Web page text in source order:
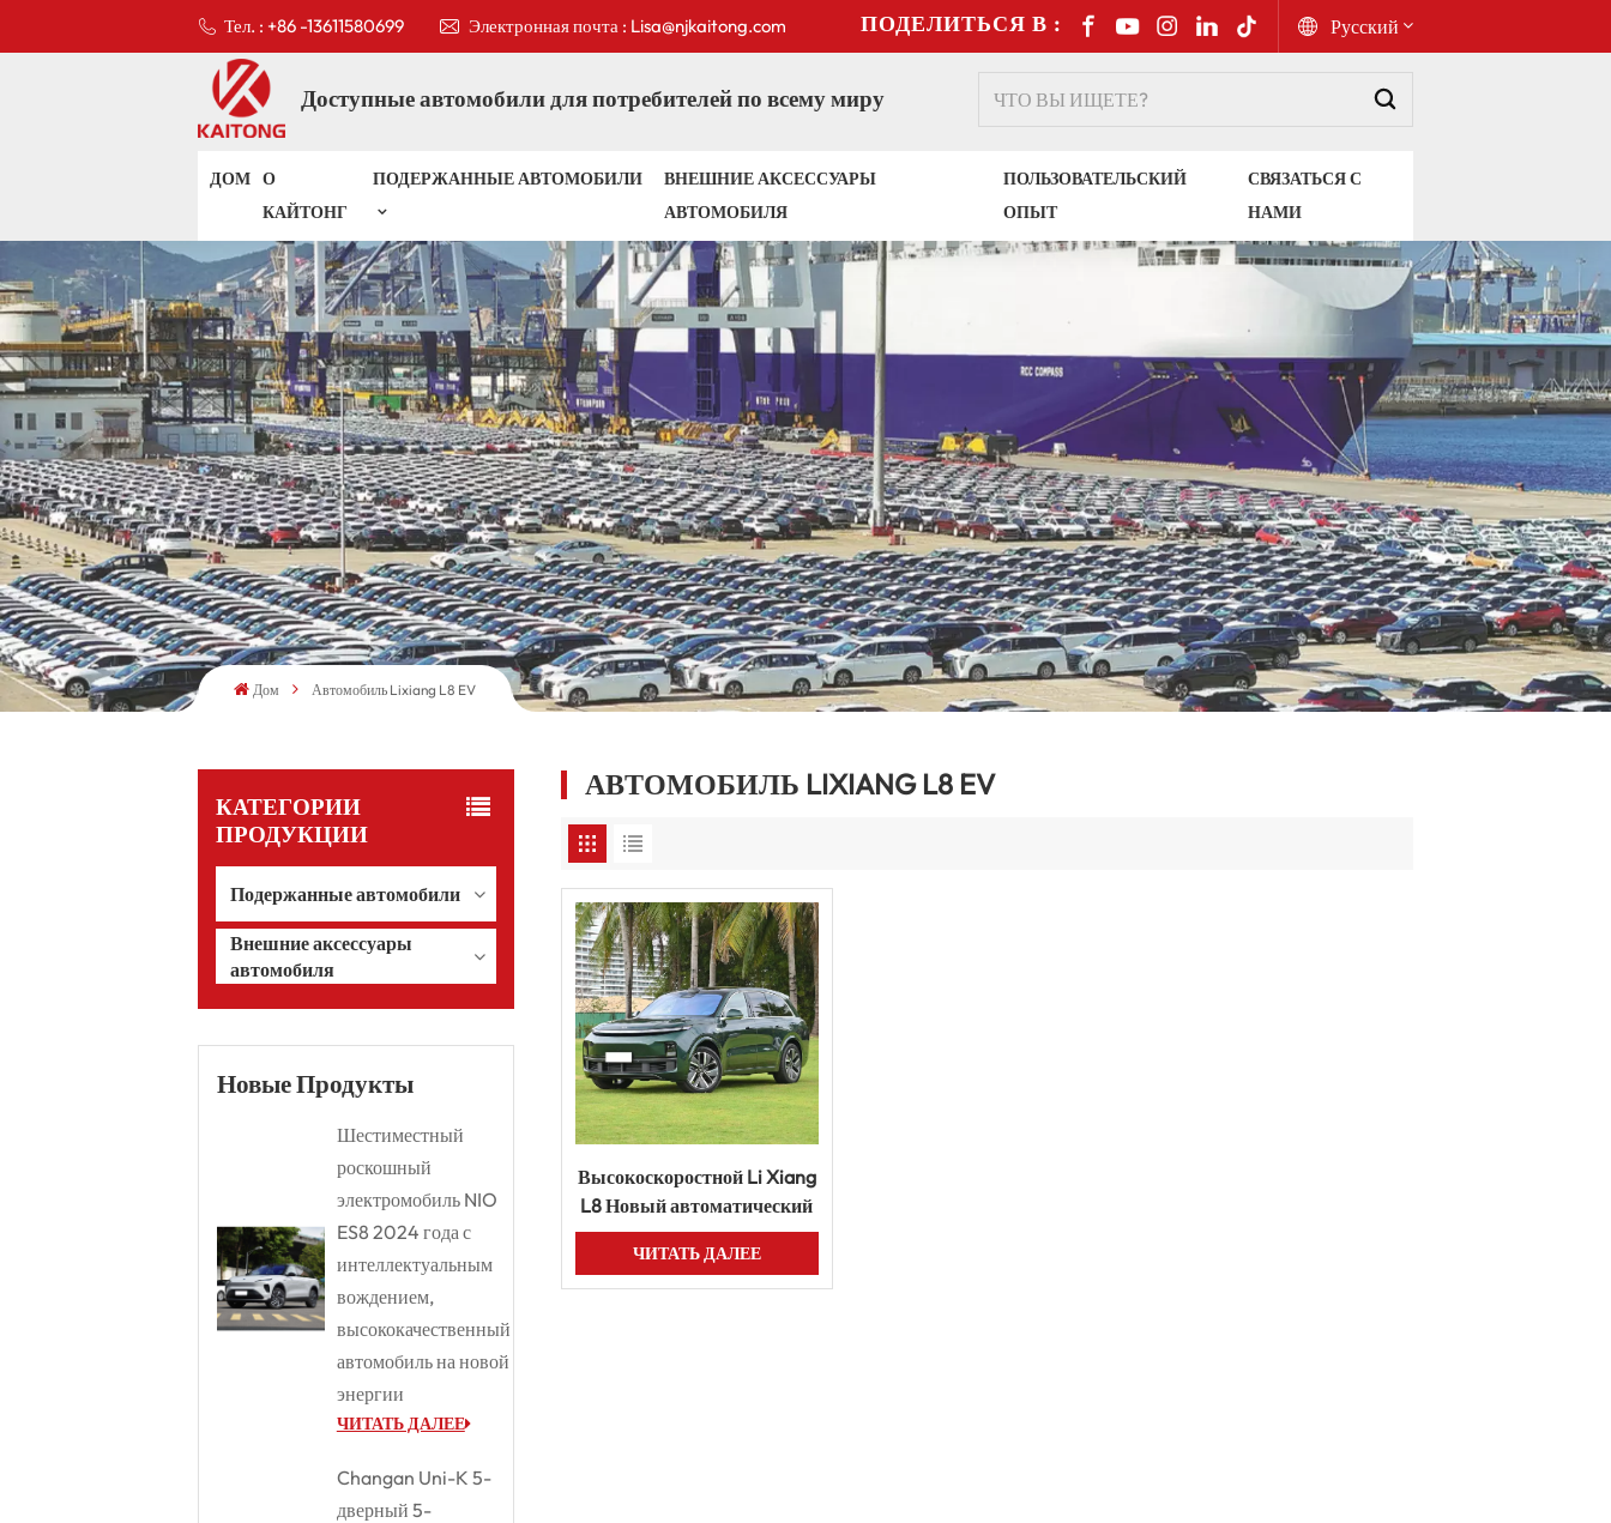
Тел. : +86 -13611580699 Электронная почта : Lisa@njkaitong.com ПОДЕЛИТЬСЯ В : Русский
Español
Português
عربي
kiswahili
Доступные автомобили для потребителей по всему миру
ДОМ О
КАЙТОНГ
ПОДЕРЖАННЫЕ АВТОМОБИЛИ
ВНЕШНИЕ АКСЕССУАРЫ
АВТОМОБИЛЯ
ПОЛЬЗОВАТЕЛЬСКИЙ
ОПЫТ
СВЯЗАТЬСЯ С
НАМИ
Дом Автомобиль Lixiang L8 EV
КАТЕГОРИИ
ПРОДУКЦИИ
Подержанные автомобили
Внешние аксессуары
автомобиля
Новые Продукты
Шестиместный
роскошный
электромобиль NIO
ES8 2024 года с
интеллектуальным
вождением,
высококачественный
автомобиль на новой
энергии
ЧИТАТЬ ДАЛЕЕ
Changan Uni-K 5-
дверный 5-
АВТОМОБИЛЬ LIXIANG L8 EV
Высокоскоростной Li Xiang
L8 Новый автоматический
большой роскошный
гибридный электромобиль
с увеличенным запасом
ЧИТАТЬ ДАЛЕЕ